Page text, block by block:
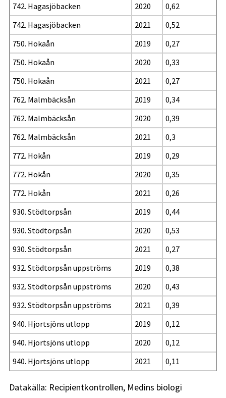
742. Hagasjöbacken
2020
0,62
742. Hagasjöbacken
2021
0,52
750. Hokaån
2019
0,27
750. Hokaån
2020
0,33
750. Hokaån
2021
0,27
762. Malmbäcksån
2019
0,34
762. Malmbäcksån
2020
0,39
762. Malmbäcksån
2021
0,3
772. Hokån
2019
0,29
772. Hokån
2020
0,35
772. Hokån
2021
0,26
930. Stödtorpsån
2019
0,44
930. Stödtorpsån
2020
0,53
930. Stödtorpsån
2021
0,27
932. Stödtorpsån uppströms
2019
0,38
932. Stödtorpsån uppströms
2020
0,43
932. Stödtorpsån uppströms
2021
0,39
940. Hjortsjöns utlopp
2019
0,12
940. Hjortsjöns utlopp
2020
0,12
940. Hjortsjöns utlopp
2021 0,11
Datakälla: Recipientkontrollen, Medins biologi